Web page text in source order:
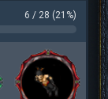
6 / 28 (21%)